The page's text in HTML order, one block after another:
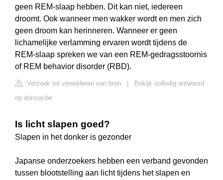
geen REM-slaap hebben. Dit kan niet, iedereen
droomt. Ook wanneer men wakker wordt en men zich
geen droom kan herinneren. Wanneer er geen
lichamelijke verlamming ervaren wordt tijdens de
REM-slaap spreken we van een REM-gedragsstoornis
of REM behavior disorder (RBD).
Verzoek tot verwijderen van bron
Bekijk volledig antwoord
op dorsoo.be
Is licht slapen goed?
Slapen in het donker is gezonder
Japanse onderzoekers hebben een verband gevonden
tussen blootstelling aan licht tijdens het slapen en